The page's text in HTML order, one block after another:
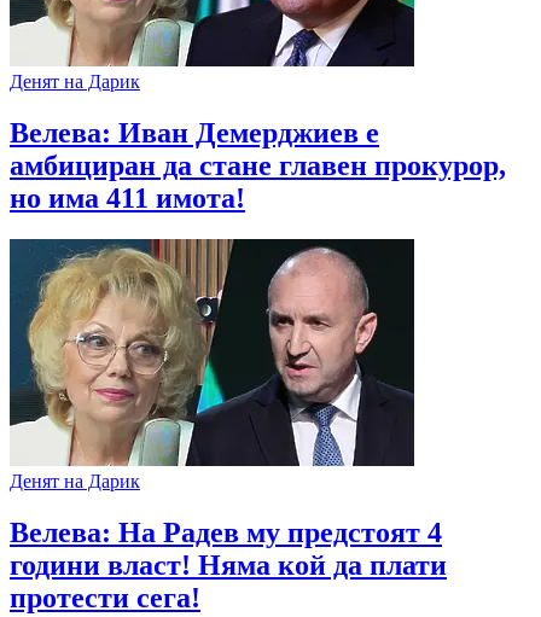
Денят на Дарик
Велева: Иван Демерджиев е
амбициран да стане главен прокурор,
но има 411 имота!
Денят на Дарик
Велева: На Радев му предстоят 4
години власт! Няма кой да плати
протести сега!